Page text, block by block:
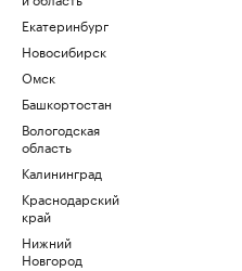
Екатеринбург
Новосибирск
Омск
Башкортостан
Вологодская
область
Калининград
Краснодарский
край
Нижний
Новгород